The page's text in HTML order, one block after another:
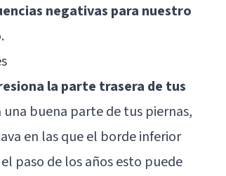
negativas para nuestro
la parte trasera de tus
buena parte de tus piernas,
en las que el borde inferior
paso de los años esto puede